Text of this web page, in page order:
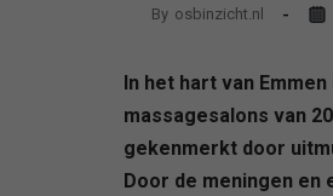
By osbinzicht.nl
In het hart van
massagesalons van
gekenmerkt door
Door de meningen